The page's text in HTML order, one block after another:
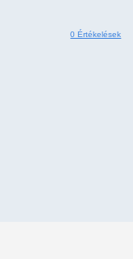
0 Értékelések